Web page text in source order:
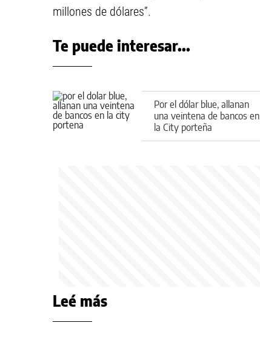
millones de dólares”.
Te puede interesar...
Por el dólar blue, allanan
una veintena de bancos en
la City porteña
Leé más